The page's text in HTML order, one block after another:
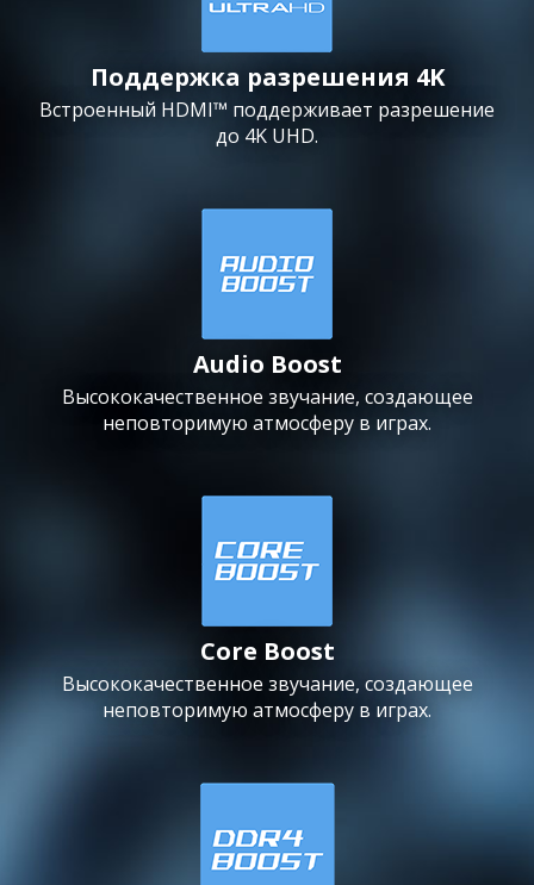
Поддержка разрешения 4K
Встроенный HDMI™ поддерживает разрешение
до 4K UHD.
Audio Boost
Высококачественное звучание, создающее
неповторимую атмосферу в играх.
Core Boost
Высококачественное звучание, создающее
неповторимую атмосферу в играх.